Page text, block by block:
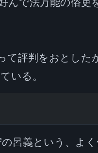
評判をおとした
いる。
呂義という、よ